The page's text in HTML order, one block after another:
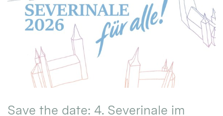
Save the date: 4. Severinale im